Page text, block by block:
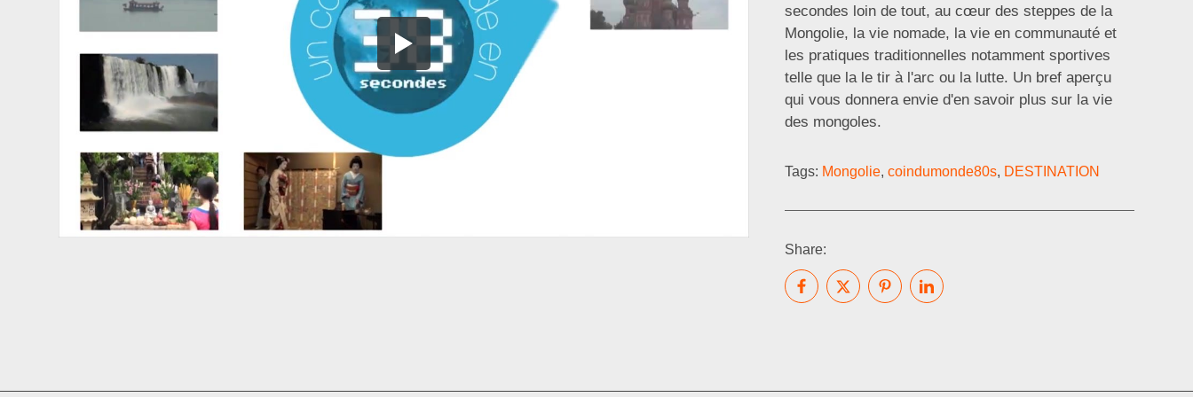
secondes loin de tout, au cœur des steppes de la
Mongolie, la vie nomade, la vie en communauté et
les pratiques traditionnelles notamment sportives
telle que la le tir à l'arc ou la lutte. Un bref aperçu
qui vous donnera envie d'en savoir plus sur la vie
des mongoles.
Tags: Mongolie,coindumonde80s, DESTINATION
Share: